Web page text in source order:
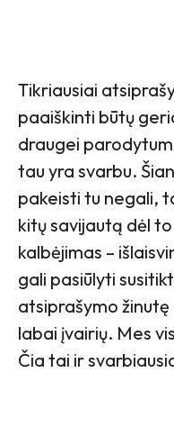
Tikriausiai
paaiškinti būtų
draugei
tau yra svarbu.
pakeisti tu negali,
kitų savijautą dėl
kalbėjimas –
gali pasiūlyti
atsiprašymo
labai įvairių. Mes
Čia tai ir